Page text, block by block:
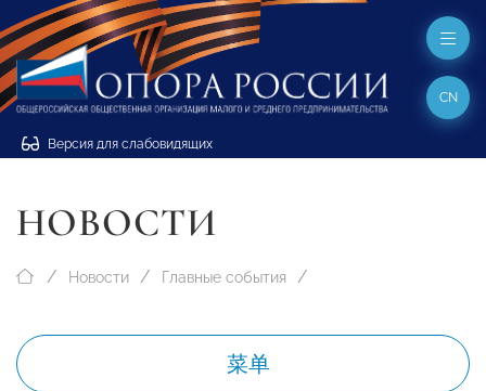
Версия для слабовидящих
CN
НОВОСТИ
Новости Главные события
菜单